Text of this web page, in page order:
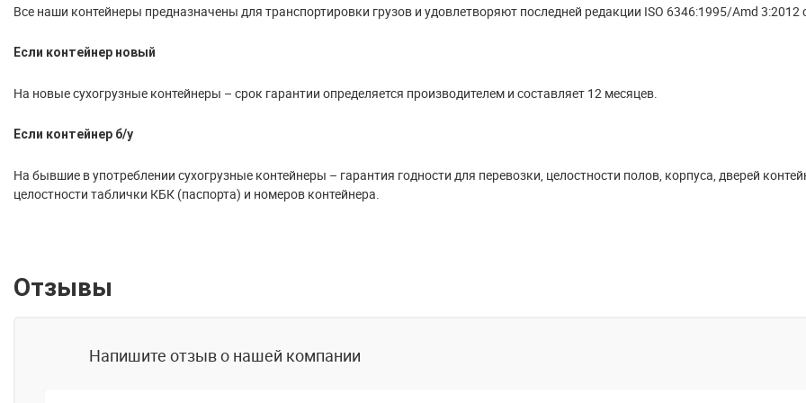
Все наши контейнеры предназначены для транспортировки грузов и удовлетворяют последней редакции ISO 6346:1995/Amd 3:2012
Если контейнер новый
На новые сухогрузные контейнеры – срок гарантии определяется производителем и составляет 12 месяцев.
Если контейнер б/у
На бывшие в употреблении сухогрузные контейнеры – гарантия годности для перевозки, целостности полов, корпуса, дверей
целостности таблички КБК (паспорта) и номеров контейнера.
Отзывы
Напишите отзыв о нашей компании